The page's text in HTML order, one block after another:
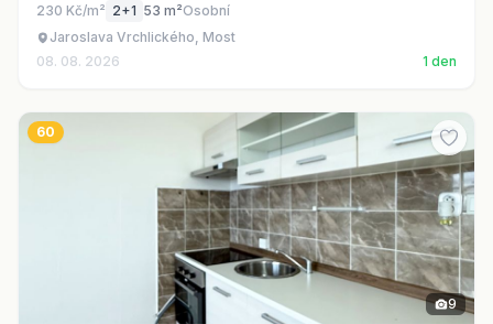
230 Kč/m² 2+1 53 m²Osobní
Jaroslava Vrchlického, Most
08. 08. 2026
1 den
60
9